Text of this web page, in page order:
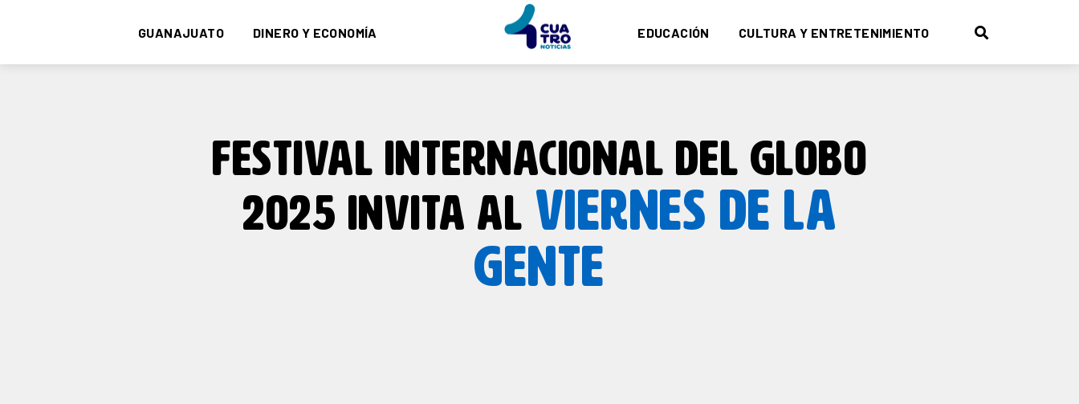
GUANAJUATO DINERO Y ECONOMÍA EDUCACIÓN CULTURA Y ENTRETENIMIENTO
FESTIVAL INTERNACIONAL DEL GLOBO
2025 INVITA AL VIERNES DE LA
GENTE